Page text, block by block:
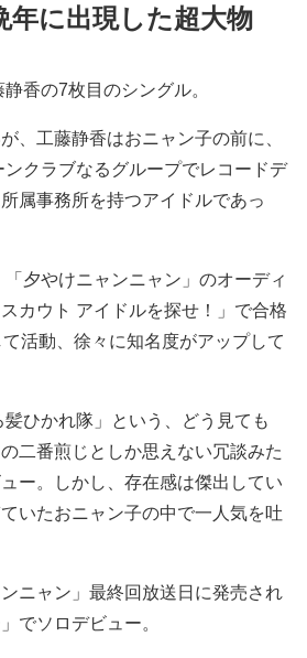
年に出現した超大物
香の7枚目のシングル。
、工藤静香はおニャン子の前に、
クラブなるグループでレコードデ
属事務所を持つアイドルであっ
夕やけニャンニャン」のオーディ
カウト アイドルを探せ！」で合格
活動、徐々に知名度がアップして
ひかれ隊」という、どう見ても
二番煎じとしか思えない冗談みた
ー。しかし、存在感は傑出してい
いたおニャン子の中で一人気を吐
ニャン」最終回放送日に発売され
でソロデビュー。